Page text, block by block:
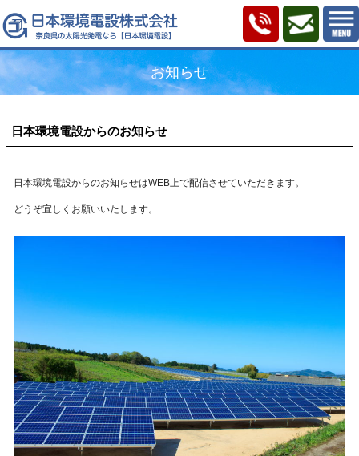
お知らせ
日本環境電設からのお知らせ
日本環境電設からのお知らせはWEB上で配信させていただきます。
どうぞ宜しくお願いいたします。